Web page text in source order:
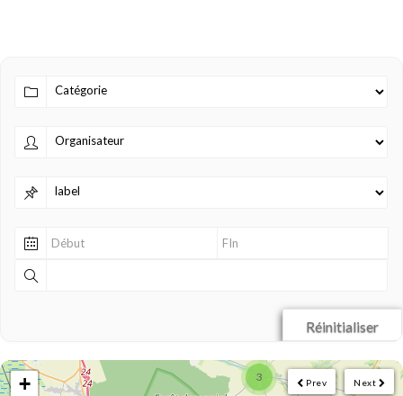
Réinitialiser
Next
Prev
3
+